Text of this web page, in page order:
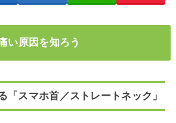
い原因を知ろう
「スマホ首／ストレートネック」